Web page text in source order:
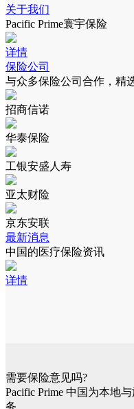
关于我们
Pacific Prime寰宇保险
详情
保险公司
与众多保险公司合作，精
招商信诺
华泰保险
工银安盛人寿
亚太财险
京东安联
最新消息
中国的医疗保险资讯
详情
需要保险意见吗?
Pacific Prime 中国为本地
务